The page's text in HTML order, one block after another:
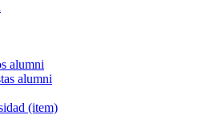
alumni
alumni
(item)